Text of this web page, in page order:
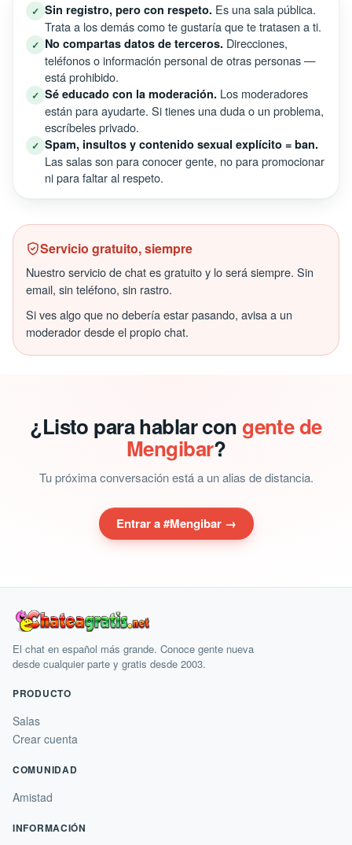
✓ Sin registro, pero con respeto. Es una sala pública.
Trata a los demás como te gustaría que te tratasen a ti.
✓ No compartas datos de terceros. Direcciones,
teléfonos o información personal de otras personas —
está prohibido.
✓ Sé educado con la moderación. Los moderadores
están para ayudarte. Si tienes una duda o un problema,
escríbeles privado.
✓ Spam, insultos y contenido sexual explícito = ban.
Las salas son para conocer gente, no para promocionar
ni para faltar al respeto.
Servicio gratuito, siempre
Nuestro servicio de chat es gratuito y lo será siempre. Sin
email, sin teléfono, sin rastro.
Si ves algo que no debería estar pasando, avisa a un
moderador desde el propio chat.
¿Listo para hablar con gente de
Mengibar?
Tu próxima conversación está a un alias de distancia.
Entrar a #Mengibar →
El chat en español más grande. Conoce gente nueva
desde cualquier parte y gratis desde 2003.
PRODUCTO
Salas
Crear cuenta
COMUNIDAD
Amistad
INFORMACIÓN